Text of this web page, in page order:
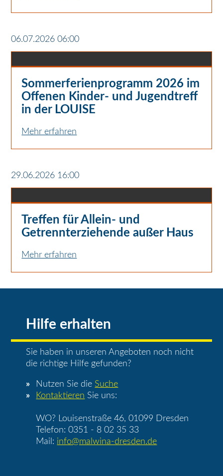
06.07.2026 06:00
Sommerferienprogramm 2026 im
Offenen Kinder- und Jugendtreff
in der LOUISE
Mehr erfahren
29.06.2026 16:00
Treffen für Allein- und
Getrennterziehende außer Haus
Mehr erfahren
Hilfe erhalten
Sie haben in unseren Angeboten noch nicht
die richtige Hilfe gefunden?
Nutzen Sie die Suche
Kontaktieren Sie uns:
WO? Louisenstraße 46, 01099 Dresden
Telefon: 0351 - 8 02 35 33
Mail: info@malwina-dresden.de